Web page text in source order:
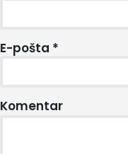
E-pošta *
Komentar